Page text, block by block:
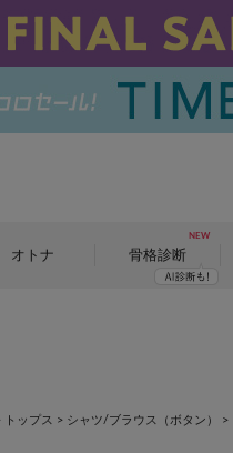
オトナ 骨格診断
トップス > シャツ/ブラウス（ボタン） >